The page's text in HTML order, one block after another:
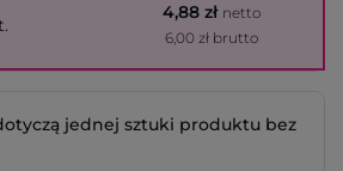
4,88 zł netto
6,00 zł brutto
jednej sztuki produktu bez